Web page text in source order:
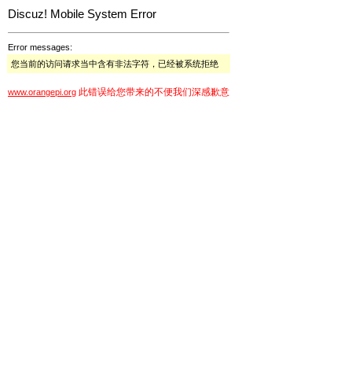
Discuz! Mobile System Error
Error messages:
您当前的访问请求当中含有非法字符，已经被系统拒绝
www.orangepi.org 此错误给您带来的不便我们深感歉意